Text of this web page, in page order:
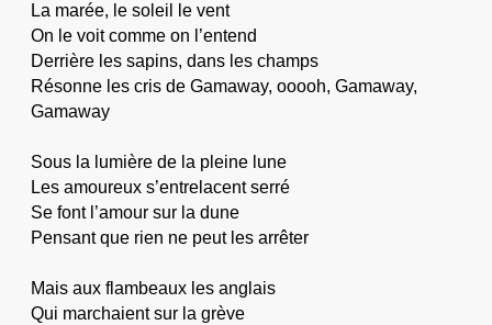
La marée, le soleil le vent
On le voit comme on l’entend
Derrière les sapins, dans les champs
Résonne les cris de Gamaway, ooooh, Gamaway,
Gamaway
Sous la lumière de la pleine lune
Les amoureux s’entrelacent serré
Se font l’amour sur la dune
Pensant que rien ne peut les arrêter
Mais aux flambeaux les anglais
Qui marchaient sur la grève